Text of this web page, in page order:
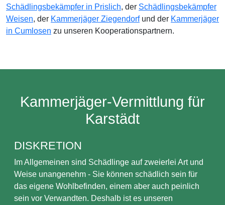
Schädlingsbekämpfer in Prislich, der Schädlingsbekämpfer
Weisen, der Kammerjäger Ziegendorfund der Kammerjäger
in Cumlosen zu unseren Kooperationspartnern.
Kammerjäger-Vermittlung für
Karstädt
DISKRETION
Im Allgemeinen sind Schädlinge auf zweierlei Art und
Weise unangenehm - Sie können schädlich sein für
das eigene Wohlbefinden, einem aber auch peinlich
sein vor Verwandten. Deshalb ist es unseren